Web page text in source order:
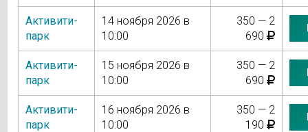
Активити-
парк
14 ноября 2026 в
10:00
350 — 2
690
Активити-
парк
15 ноября 2026 в
10:00
350 — 2
690
Активити-
парк
16 ноября 2026 в
10:00
350 — 2
190